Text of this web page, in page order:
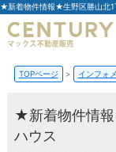
TOPページ インフォ
★新着物件情
ハウス